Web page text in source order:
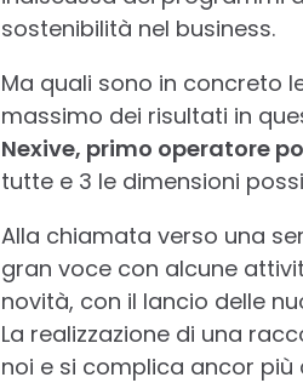
sostenibilità nel business.
Ma quali sono in concreto
massimo dei risultati in
Nexive, primo operatore
tutte e 3 le dimensioni
Alla chiamata verso una
gran voce con alcune
novità, con il lancio delle
La realizzazione di una
noi e si complica ancor